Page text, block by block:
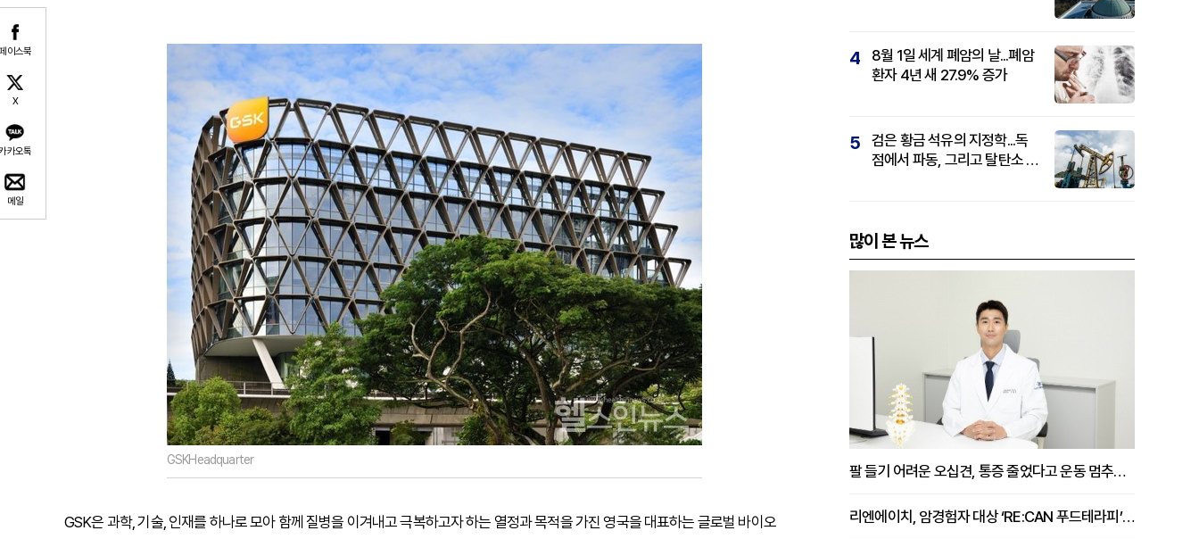
이스북
X
카오톡
메일
GSKHeadquarter
GSK은 과학, 기술, 인재를 하나로 모아 함께 질병을 이겨내고 극복하고자 하는 열정과 목적을 가진 영국을 대표하는 글로벌 바이오
4
8월 1일 세계 폐암의 날...폐암
환자 4년 새 27.9% 증가
5
검은 황금 석유의 지정학...독
점에서 파동, 그리고 탈탄소 패
많이 본 뉴스
팔 들기 어려운 오십견, 통증 줄었다고 운동 멈추면 안 되는 이유 [이병욱 원장 칼럼]
리엔에이치, 암경험자 대상 ‘RE:CAN 푸드테라피’ 운영